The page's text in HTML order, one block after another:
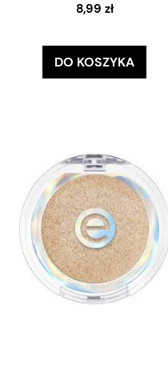
8,99 zł
DO KOSZYKA